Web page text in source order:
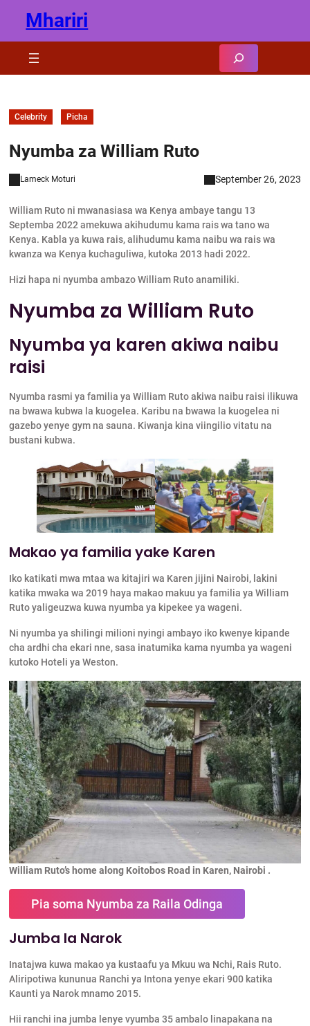
content
Mhariri
Celebrity Picha
Nyumba za William Ruto
Lameck Moturi September 26, 2023
William Ruto ni mwanasiasa wa Kenya ambaye tangu 13
Septemba 2022 amekuwa akihudumu kama rais wa tano wa
Kenya. Kabla ya kuwa rais, alihudumu kama naibu wa rais wa
kwanza wa Kenya kuchaguliwa, kutoka 2013 hadi 2022.
Hizi hapa ni nyumba ambazo William Ruto anamiliki.
Nyumba za William Ruto
Nyumba ya karen akiwa naibu
raisi
Nyumba rasmi ya familia ya William Ruto akiwa naibu raisi ilikuwa
na bwawa kubwa la kuogelea. Karibu na bwawa la kuogelea ni
gazebo yenye gym na sauna. Kiwanja kina viingilio vitatu na
bustani kubwa.
Makao ya familia yake Karen
Iko katikati mwa mtaa wa kitajiri wa Karen jijini Nairobi, lakini
katika mwaka wa 2019 haya makao makuu ya familia ya William
Ruto yaligeuzwa kuwa nyumba ya kipekee ya wageni.
Ni nyumba ya shilingi milioni nyingi ambayo iko kwenye kipande
cha ardhi cha ekari nne, sasa inatumika kama nyumba ya wageni
kutoko Hoteli ya Weston.
William Ruto’s home along Koitobos Road in Karen, Nairobi .
Pia soma Nyumba za Raila Odinga
Jumba la Narok
Inatajwa kuwa makao ya kustaafu ya Mkuu wa Nchi, Rais Ruto.
Aliripotiwa kununua Ranchi ya Intona yenye ekari 900 katika
Kaunti ya Narok mnamo 2015.
Hii ranchi ina jumba lenye vyumba 35 ambalo linapakana na